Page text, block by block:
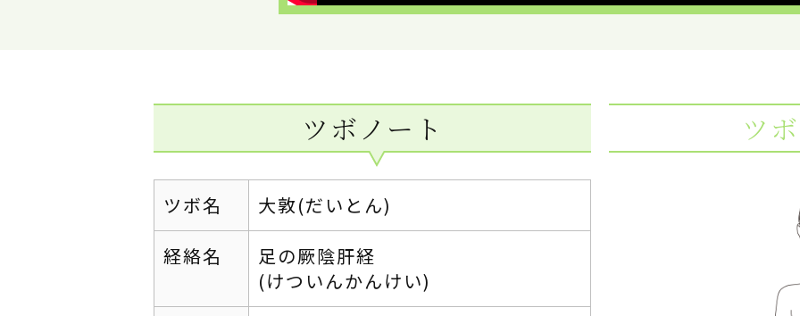
ツボノート ツ
ツボ名
大敦(だいとん)
経絡名
足の厥陰肝経
(けついんかんけい)